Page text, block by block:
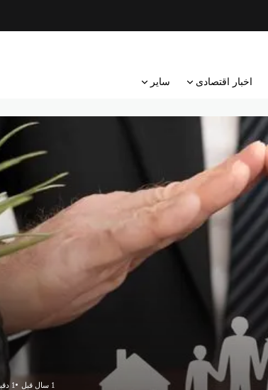
اخبار اقتصادی سایر
1 سال قبل 1 دقیقه